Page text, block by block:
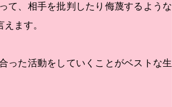
て、相手を批判したり侮蔑するような
ます。
った活動をしていくことがベストな生